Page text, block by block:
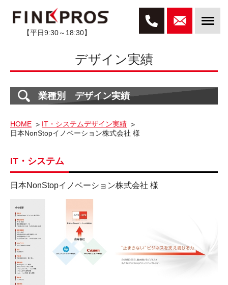
【平日9:30～18:30】
デザイン実績
業種別 デザイン実績
HOME
IT・システムデザイン実績
日本NonStopイノベーション株式会社 様
IT・システム
日本NonStopイノベーション株式会社 様